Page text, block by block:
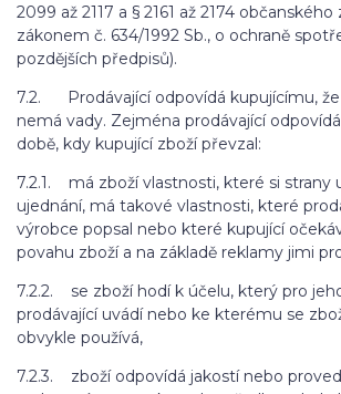
2099 až 2117 a § 2161 až 2174
zákonem č. 634/1992 Sb., o ochraně
pozdějších předpisů).
7.2. Prodávající odpovídá kupujícímu,
nemá vady. Zejména prodávající
době, kdy kupující zboží převzal:
7.2.1. má zboží vlastnosti, které si strany
ujednání, má takové vlastnosti, které
výrobce popsal nebo které kupující
povahu zboží a na základě reklamy jimi
7.2.2. se zboží hodí k účelu, který pro
prodávající uvádí nebo ke kterému se
obvykle používá,
7.2.3. zboží odpovídá jakostí nebo